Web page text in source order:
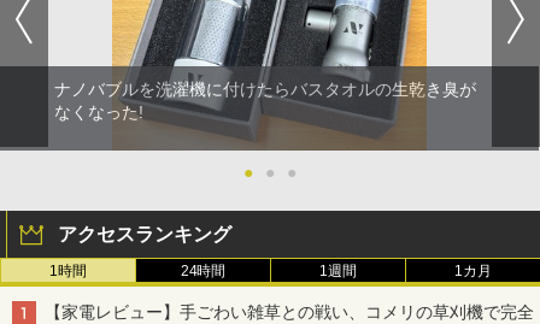
ナノバブルを洗濯機に付けたらバスタオルの生乾き臭が
なくなった!
● ● ●
アクセスランキング
1時間 24時間 1週間 1カ月
【家電レビュー】手ごわい雑草との戦い、コメリの草刈機で完全